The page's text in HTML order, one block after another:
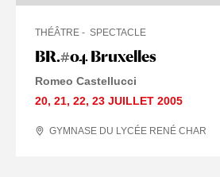
BR.#04 Bruxelles
THÉÂTRE SPECTACLE
Romeo Castellucci
20, 21, 22, 23 JUILLET 2005
GYMNASE DU LYCÉE RENÉ CHAR